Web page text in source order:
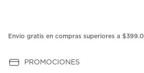
Envío gratis en compras superiores a
PROMOCIONES